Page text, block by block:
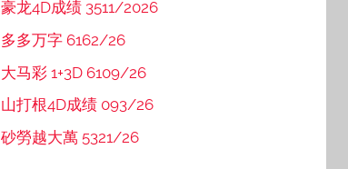
豪龙4D成绩 3511/2026
多多万字 6162/26
大马彩 1+3D 6109/26
山打根4D成绩 093/26
砂勞越大萬 5321/26